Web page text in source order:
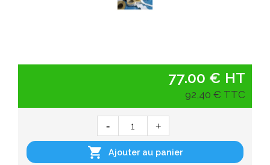
77.00 € HT
92,40 € TTC
 Ajouter au panier